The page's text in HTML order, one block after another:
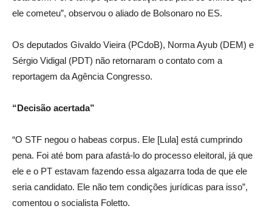
ele cometeu”, observou o aliado de Bolsonaro no ES.
Os deputados Givaldo Vieira (PCdoB), Norma Ayub (DEM) e
Sérgio Vidigal (PDT) não retornaram o contato com a
reportagem da Agência Congresso.
“Decisão acertada”
“O STF negou o habeas corpus. Ele [Lula] está cumprindo
pena. Foi até bom para afastá-lo do processo eleitoral, já que
ele e o PT estavam fazendo essa algazarra toda de que ele
seria candidato. Ele não tem condições jurídicas para isso”,
comentou o socialista Foletto.